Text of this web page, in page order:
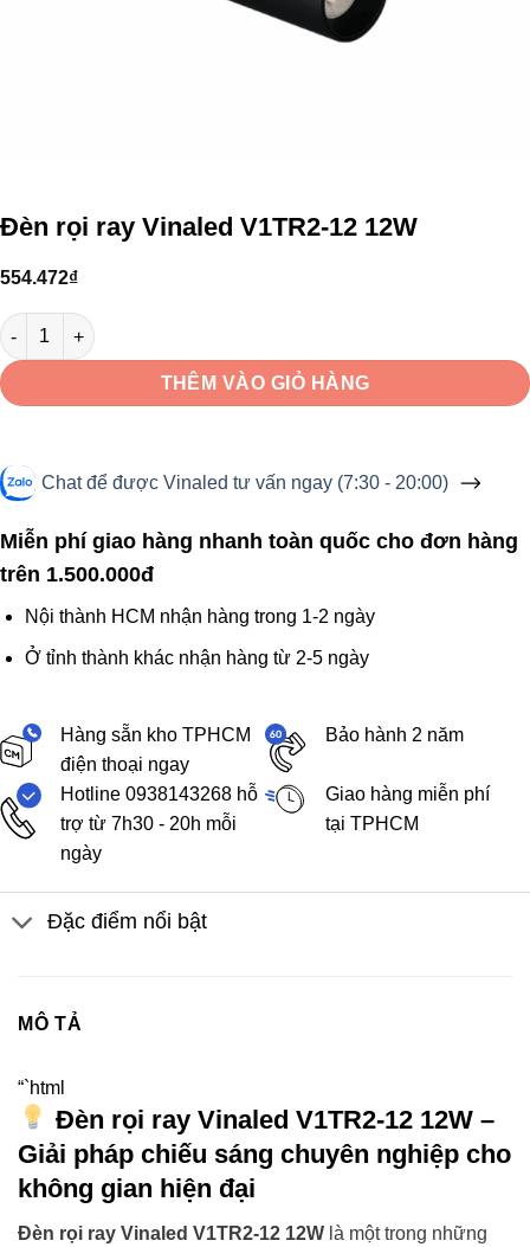
Đèn rọi ray Vinaled V1TR2-12 12W
554.472₫
Đèn rọi ray Vinaled V1TR2-12 12W số lượng
THÊM VÀO GIỎ HÀNG
Chat để được Vinaled tư vấn ngay (7:30 - 20:00)
Miễn phí giao hàng nhanh toàn quốc cho đơn hàng
trên 1.500.000đ
Nội thành HCM nhận hàng trong 1-2 ngày
Ở tỉnh thành khác nhận hàng từ 2-5 ngày
Hàng sẵn kho TPHCM
điện thoại ngay
Bảo hành 2 năm
Hotline 0938143268 hỗ
trợ từ 7h30 - 20h mỗi
ngày
Giao hàng miễn phí
tại TPHCM
Đặc điểm nổi bật
MÔ TẢ
“`html
Đèn rọi ray Vinaled V1TR2-12 12W –
Giải pháp chiếu sáng chuyên nghiệp cho
không gian hiện đại
Đèn rọi ray Vinaled V1TR2-12 12W là một trong những